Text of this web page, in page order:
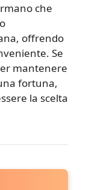
che
offrendo
Se
mantenere
fortuna,
la scelta